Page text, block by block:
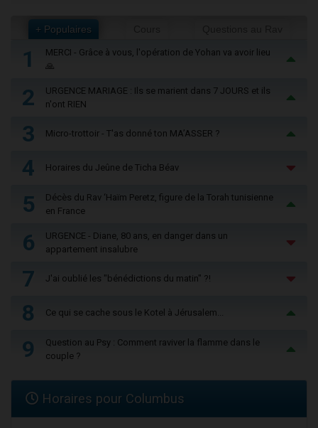
+ Populaires
1
MERCI - Grâce à vous, l'opération de Yohan va avoir lieu
🙏
2
URGENCE MARIAGE : Ils se marient dans 7 JOURS et ils
n'ont RIEN
3 Micro-trottoir - T'as donné ton MA’ASSER ?
4 Horaires du Jeûne de Ticha Béav
5
Décès du Rav ‘Haïm Peretz, figure de la Torah tunisienne
en France
6
URGENCE - Diane, 80 ans, en danger dans un
appartement insalubre
7 J'ai oublié les "bénédictions du matin" ?!
8 Ce qui se cache sous le Kotel à Jérusalem...
9
Question au Psy : Comment raviver la flamme dans le
couple ?
Horaires pour Columbus